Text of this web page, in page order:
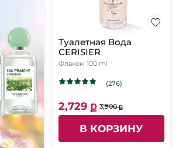
Туалетная Вода
CERISIER
Флакон 100 ml
(276)
2,729 ք 3,900 ք
В КОРЗИНУ